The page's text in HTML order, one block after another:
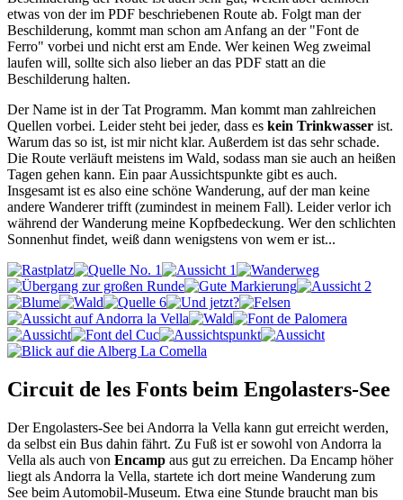
etwas von der im PDF beschriebenen Route ab. Folgt man der
Beschilderung, kommt man schon am Anfang an der "Font de
Ferro" vorbei und nicht erst am Ende. Wer keinen Weg zweimal
laufen will, sollte sich also lieber an das PDF statt an die
Beschilderung halten.
Der Name ist in der Tat Programm. Man kommt man zahlreichen
Quellen vorbei. Leider steht bei jeder, dass es kein Trinkwasser ist.
Warum das so ist, ist mir nicht klar. Außerdem ist das sehr schade.
Die Route verläuft meistens im Wald, sodass man sie auch an heißen
Tagen gehen kann. Ein paar Aussichtspunkte gibt es auch.
Insgesamt ist es also eine schöne Wanderung, auf der man keine
andere Wanderer trifft (zumindest in meinem Fall). Leider verlor ich
während der Wanderung meine Kopfbedeckung. Wer den schlichten
Sonnenhut findet, weiß dann wenigstens von wem er ist...
Circuit de les Fonts beim Engolasters-See
Der Engolasters-See bei Andorra la Vella kann gut erreicht werden,
da selbst ein Bus dahin fährt. Zu Fuß ist er sowohl von Andorra la
Vella als auch von Encamp aus gut zu erreichen. Da Encamp höher
liegt als Andorra la Vella, startete ich dort meine Wanderung zum
See beim Automobil-Museum. Etwa eine Stunde braucht man bis